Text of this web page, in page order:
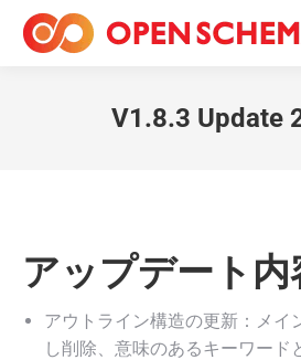
V1.8.3 Update
アップデート内
アウトライン構造の更新：メイ
し削除、意味のあるキーワード